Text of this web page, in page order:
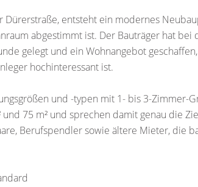
Dürerstraße, entsteht ein modernes
abgestimmt ist. Der Bauträger hat bei
gelegt und ein Wohnangebot
hochinteressant ist.
und -typen mit 1- bis 3-Zimmer-
75 m² und sprechen damit genau die
Berufspendler sowie ältere Mieter, die